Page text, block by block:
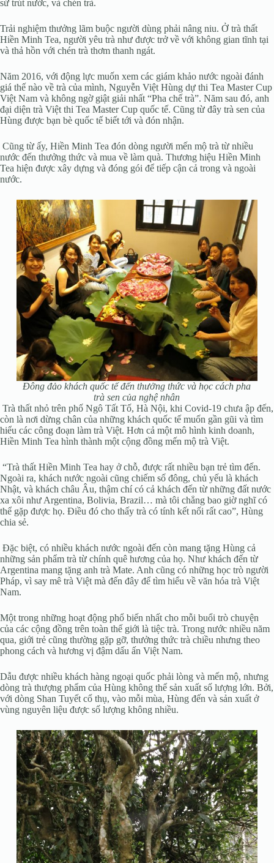
sứ trút nước, và chén trà.
Trải nghiệm thưởng lãm buộc người dùng phải nâng niu. Ở trà thất
Hiền Minh Tea, người yêu trà như được trở về với không gian tĩnh tại
và thả hồn với chén trà thơm thanh ngát.
Năm 2016, với động lực muốn xem các giám khảo nước ngoài đánh
giá thế nào về trà của mình, Nguyễn Việt Hùng dự thi Tea Master Cup
Việt Nam và không ngờ giật giải nhất “Pha chế trà”. Năm sau đó, anh
đại diện trà Việt thi Tea Master Cup quốc tế. Cũng từ đây trà sen của
Hùng được bạn bè quốc tế biết tới và đón nhận.
Cũng từ ấy, Hiền Minh Tea đón dòng người mến mộ trà từ nhiều
nước đến thưởng thức và mua về làm quà. Thương hiệu Hiền Minh
Tea hiện được xây dựng và đóng gói để tiếp cận cả trong và ngoài
nước.
Đông đảo khách quốc tế đến thưởng thức và học cách pha
trà sen của nghệ nhân
Trà thất nhỏ trên phố Ngô Tất Tố, Hà Nội, khi Covid-19 chưa ập đến,
còn là nơi dừng chân của những khách quốc tế muốn gần gũi và tìm
hiểu các công đoạn làm trà Việt. Hơn cả một mô hình kinh doanh,
Hiền Minh Tea hình thành một cộng đồng mến mộ trà Việt.
“Trà thất Hiền Minh Tea hay ở chỗ, được rất nhiều bạn trẻ tìm đến.
Ngoài ra, khách nước ngoài cũng chiếm số đông, chủ yếu là khách
Nhật, và khách châu Âu, thậm chí có cả khách đến từ những đất nước
xa xôi như Argentina, Bolivia, Brazil… mà tôi chẳng bao giờ nghĩ có
thể gặp được họ. Điều đó cho thấy trà có tính kết nối rất cao”, Hùng
chia sẻ.
Đặc biệt, có nhiều khách nước ngoài đến còn mang tặng Hùng cả
những sản phẩm trà từ chính quê hương của họ. Như khách đến từ
Argentina mang tặng anh trà Mate. Anh cũng có những học trò người
Pháp, vì say mê trà Việt mà đến đây để tìm hiểu về văn hóa trà Việt
Nam.
Một trong những hoạt động phổ biến nhất cho mỗi buổi trò chuyện
của các cộng đồng trên toàn thế giới là tiệc trà. Trong nước nhiều năm
qua, giới trẻ cũng thường gặp gỡ, thưởng thức trà chiều nhưng theo
phong cách và hương vị đậm dấu ấn Việt Nam.
Dẫu được nhiều khách hàng ngoại quốc phải lòng và mến mộ, nhưng
dòng trà thượng phẩm của Hùng không thể sản xuất số lượng lớn. Bởi,
với dòng Shan Tuyết cổ thụ, vào mỗi mùa, Hùng đến và sản xuất ở
vùng nguyên liệu được số lượng không nhiều.